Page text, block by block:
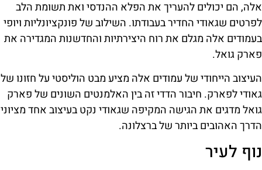
אלה, הם יכולים להעריך את הפלא ההנדסי ואת תשומת הלב
לפרטים שגאודי החדיר בעבודתו. השילוב של פונקציונליות ויופי
בעמודים אלה מגלם את רוח היצירתיות והחדשנות המגדירה את
פארק גואל.
העיצוב הייחודי של עמודים אלה מציע מבט הוליסטי על חזונו של
גאודי לפארק. חיבור הדדי זה בין האלמנטים השונים של פארק
גואל מדגים את הגישה המקיפה שגאודי נקט בעיצוב אחד מציוני
הדרך האהובים ביותר של ברצלונה.
נוף לעיר